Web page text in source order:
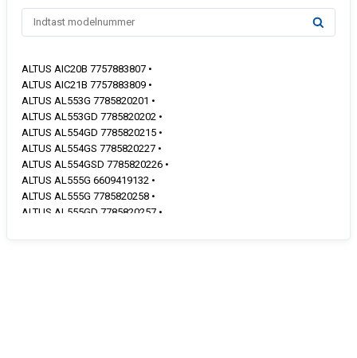
ALTUS AIC20B 7757883807 •
ALTUS AIC21B 7757883809 •
ALTUS AL553G 7785820201 •
ALTUS AL553GD 7785820202 •
ALTUS AL554GD 7785820215 •
ALTUS AL554GS 7785820227 •
ALTUS AL554GSD 7785820226 •
ALTUS AL555G 6609419132 •
ALTUS AL555G 7785820258 •
ALTUS AL555GD 7785820257 •
ALTUS AL555GSD 7785820256 •